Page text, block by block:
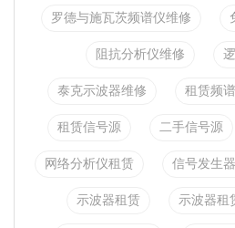
罗德与施瓦茨频谱仪维修
阻抗分析仪维修
泰克示波器维修 租赁频
租赁信号源 二手信号源
网络分析仪租赁 信号发生
示波器租赁 示波器租